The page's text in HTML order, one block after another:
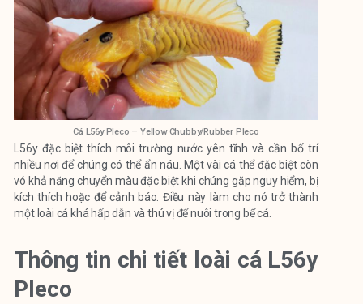
Cá L56y Pleco – Yellow Chubby/Rubber Pleco
L56y đặc biệt thích môi trường nước yên tĩnh và cần bố trí
nhiều nơi để chúng có thể ẩn náu. Một vài cá thể đặc biệt còn
vó khả năng chuyển màu đặc biệt khi chúng gặp nguy hiểm, bị
kích thích hoặc để cảnh báo. Điều này làm cho nó trở thành
một loài cá khá hấp dẫn và thú vị để nuôi trong bể cá.
Thông tin chi tiết loài cá L56y
Pleco